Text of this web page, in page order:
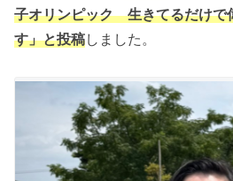
子オリンピック 生きてるだけ
す」と投稿しました。